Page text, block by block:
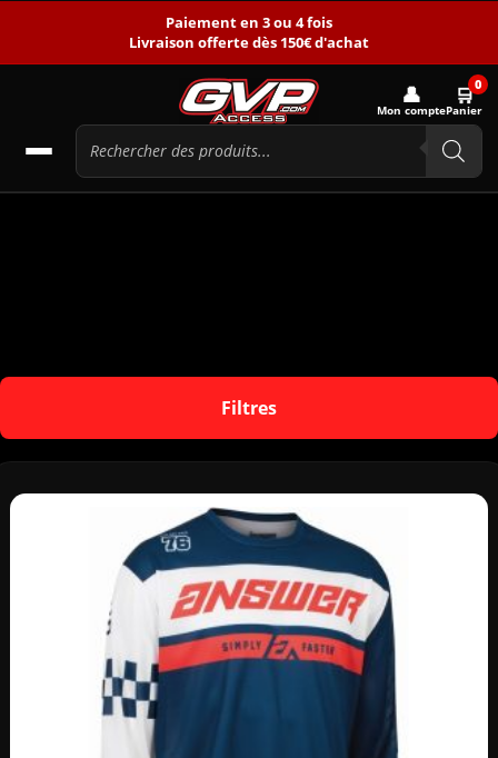
Paiement en 3 ou 4 fois
Livraison offerte dès 150€ d'achat
👤
Mon compte
🛒0
Panier
Filtres